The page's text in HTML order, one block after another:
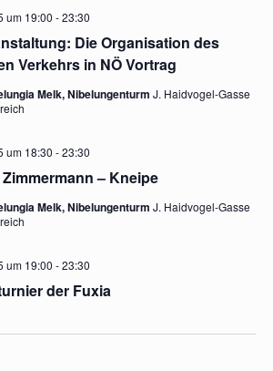
Die Organisation des
Verkehrs in NÖ Vortrag
um 19:00 -23:30
Melk, Nibelungenturm J. Haidvogel-Gasse
– Kneipe
um 18:30 -23:30
Melk, Nibelungenturm J. Haidvogel-Gasse
der Fuxia
um 19:00 -23:30